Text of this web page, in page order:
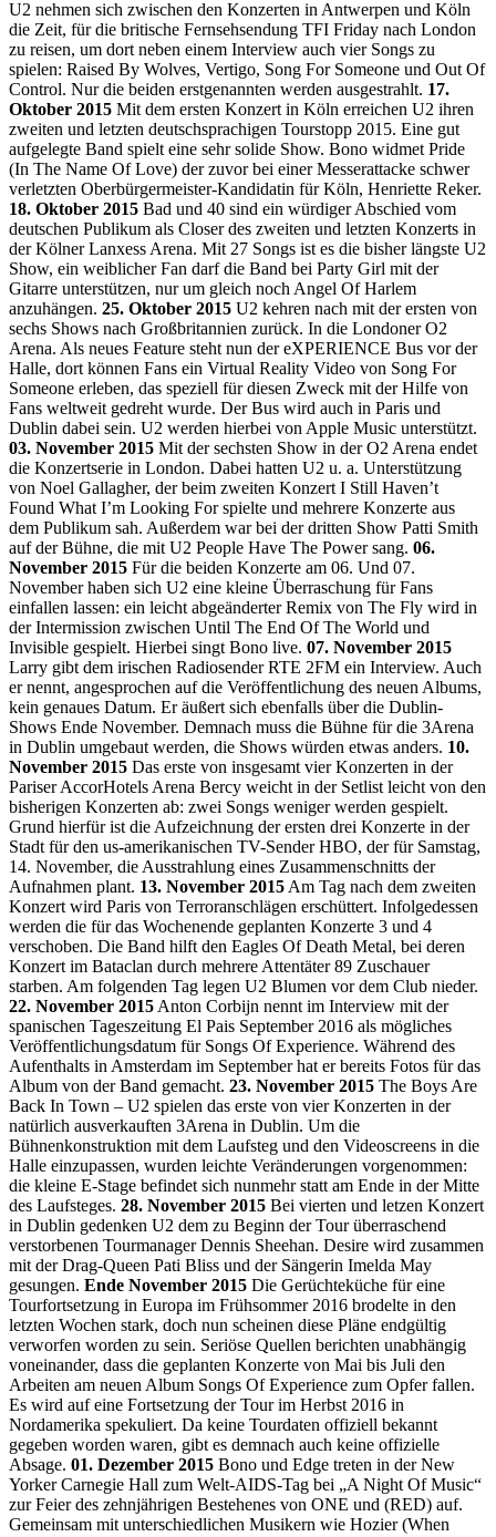
U2 nehmen sich zwischen den Konzerten in Antwerpen und Köln
die Zeit, für die britische Fernsehsendung TFI Friday nach London
zu reisen, um dort neben einem Interview auch vier Songs zu
spielen: Raised By Wolves, Vertigo, Song For Someone und Out Of
Control. Nur die beiden erstgenannten werden ausgestrahlt. 17.
Oktober 2015 Mit dem ersten Konzert in Köln erreichen U2 ihren
zweiten und letzten deutschsprachigen Tourstopp 2015. Eine gut
aufgelegte Band spielt eine sehr solide Show. Bono widmet Pride
(In The Name Of Love) der zuvor bei einer Messerattacke schwer
verletzten Oberbürgermeister-Kandidatin für Köln, Henriette Reker.
18. Oktober 2015 Bad und 40 sind ein würdiger Abschied vom
deutschen Publikum als Closer des zweiten und letzten Konzerts in
der Kölner Lanxess Arena. Mit 27 Songs ist es die bisher längste U2
Show, ein weiblicher Fan darf die Band bei Party Girl mit der
Gitarre unterstützen, nur um gleich noch Angel Of Harlem
anzuhängen. 25. Oktober 2015 U2 kehren nach mit der ersten von
sechs Shows nach Großbritannien zurück. In die Londoner O2
Arena. Als neues Feature steht nun der eXPERIENCE Bus vor der
Halle, dort können Fans ein Virtual Reality Video von Song For
Someone erleben, das speziell für diesen Zweck mit der Hilfe von
Fans weltweit gedreht wurde. Der Bus wird auch in Paris und
Dublin dabei sein. U2 werden hierbei von Apple Music unterstützt.
03. November 2015 Mit der sechsten Show in der O2 Arena endet
die Konzertserie in London. Dabei hatten U2 u. a. Unterstützung
von Noel Gallagher, der beim zweiten Konzert I Still Haven’t
Found What I’m Looking For spielte und mehrere Konzerte aus
dem Publikum sah. Außerdem war bei der dritten Show Patti Smith
auf der Bühne, die mit U2 People Have The Power sang. 06.
November 2015 Für die beiden Konzerte am 06. Und 07.
November haben sich U2 eine kleine Überraschung für Fans
einfallen lassen: ein leicht abgeänderter Remix von The Fly wird in
der Intermission zwischen Until The End Of The World und
Invisible gespielt. Hierbei singt Bono live. 07. November 2015
Larry gibt dem irischen Radiosender RTE 2FM ein Interview. Auch
er nennt, angesprochen auf die Veröffentlichung des neuen Albums,
kein genaues Datum. Er äußert sich ebenfalls über die Dublin-
Shows Ende November. Demnach muss die Bühne für die 3Arena
in Dublin umgebaut werden, die Shows würden etwas anders. 10.
November 2015 Das erste von insgesamt vier Konzerten in der
Pariser AccorHotels Arena Bercy weicht in der Setlist leicht von den
bisherigen Konzerten ab: zwei Songs weniger werden gespielt.
Grund hierfür ist die Aufzeichnung der ersten drei Konzerte in der
Stadt für den us-amerikanischen TV-Sender HBO, der für Samstag,
14. November, die Ausstrahlung eines Zusammenschnitts der
Aufnahmen plant. 13. November 2015 Am Tag nach dem zweiten
Konzert wird Paris von Terroranschlägen erschüttert. Infolgedessen
werden die für das Wochenende geplanten Konzerte 3 und 4
verschoben. Die Band hilft den Eagles Of Death Metal, bei deren
Konzert im Bataclan durch mehrere Attentäter 89 Zuschauer
starben. Am folgenden Tag legen U2 Blumen vor dem Club nieder.
22. November 2015 Anton Corbijn nennt im Interview mit der
spanischen Tageszeitung El Pais September 2016 als mögliches
Veröffentlichungsdatum für Songs Of Experience. Während des
Aufenthalts in Amsterdam im September hat er bereits Fotos für das
Album von der Band gemacht. 23. November 2015 The Boys Are
Back In Town – U2 spielen das erste von vier Konzerten in der
natürlich ausverkauften 3Arena in Dublin. Um die
Bühnenkonstruktion mit dem Laufsteg und den Videoscreens in die
Halle einzupassen, wurden leichte Veränderungen vorgenommen:
die kleine E-Stage befindet sich nunmehr statt am Ende in der Mitte
des Laufsteges. 28. November 2015 Bei vierten und letzen Konzert
in Dublin gedenken U2 dem zu Beginn der Tour überraschend
verstorbenen Tourmanager Dennis Sheehan. Desire wird zusammen
mit der Drag-Queen Pati Bliss und der Sängerin Imelda May
gesungen. Ende November 2015 Die Gerüchteküche für eine
Tourfortsetzung in Europa im Frühsommer 2016 brodelte in den
letzten Wochen stark, doch nun scheinen diese Pläne endgültig
verworfen worden zu sein. Seriöse Quellen berichten unabhängig
voneinander, dass die geplanten Konzerte von Mai bis Juli den
Arbeiten am neuen Album Songs Of Experience zum Opfer fallen.
Es wird auf eine Fortsetzung der Tour im Herbst 2016 in
Nordamerika spekuliert. Da keine Tourdaten offiziell bekannt
gegeben worden waren, gibt es demnach auch keine offizielle
Absage. 01. Dezember 2015 Bono und Edge treten in der New
Yorker Carnegie Hall zum Welt-AIDS-Tag bei „A Night Of Music“
zur Feier des zehnjährigen Bestehenes von ONE und (RED) auf.
Gemeinsam mit unterschiedlichen Musikern wie Hozier (When